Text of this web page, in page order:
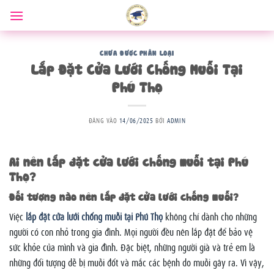
qua
nội
CHƯA ĐƯỢC PHÂN LOẠI
Lắp Đặt Cửa Lưới Chống Muỗi Tại
Phú Thọ
ĐĂNG VÀO 14/06/2025 BỞIADMIN
Ai nên lắp đặt cửa lưới chống muỗi tại Phú
Thọ?
Đối tượng nào nên lắp đặt cửa lưới chống muỗi?
Việc lắp đặt cửa lưới chống muỗi tại Phú Thọ không chỉ dành cho những
người có con nhỏ trong gia đình. Mọi người đều nên lắp đặt để bảo vệ
sức khỏe của mình và gia đình. Đặc biệt, những người già và trẻ em là
những đối tượng dễ bị muỗi đốt và mắc các bệnh do muỗi gây ra. Vì vậy,